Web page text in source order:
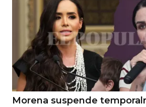
Morena suspende